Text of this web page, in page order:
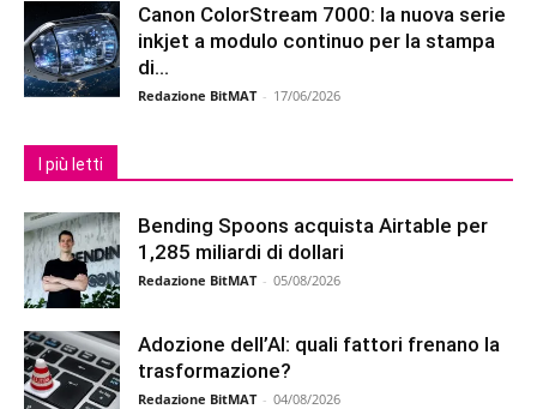
Canon ColorStream 7000: la nuova serie
inkjet a modulo continuo per la stampa
di...
Redazione BitMAT - 17/06/2026
I più letti
Bending Spoons acquista Airtable per
1,285 miliardi di dollari
Redazione BitMAT - 05/08/2026
Adozione dell’AI: quali fattori frenano la
trasformazione?
Redazione BitMAT - 04/08/2026